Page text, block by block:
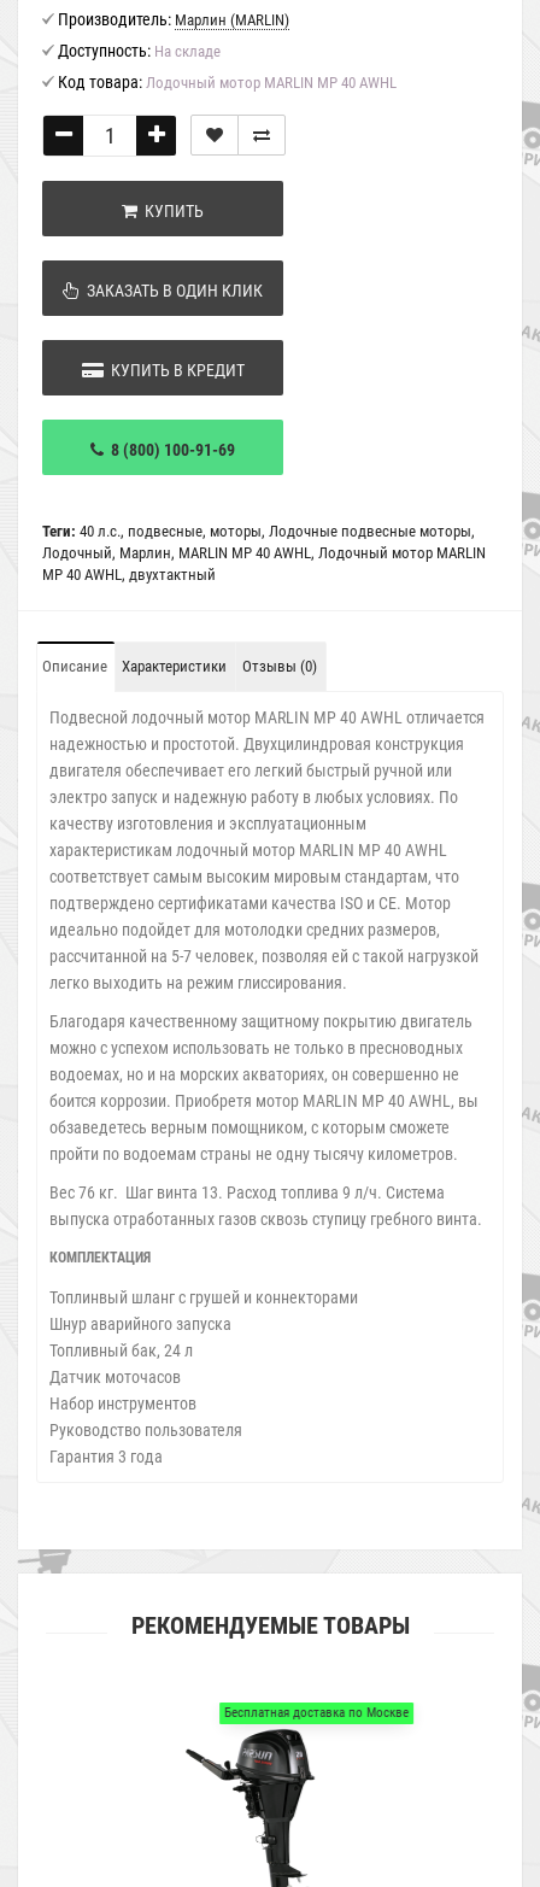
Производитель: Марлин (MARLIN)
Доступность: На складе
Код товара: Лодочный мотор MARLIN MP 40 AWHL
КУПИТЬ
ЗАКАЗАТЬ В ОДИН КЛИК
КУПИТЬ В КРЕДИТ
8 (800) 100-91-69
Теги: 40 л.с., подвесные, моторы, Лодочные подвесные моторы,
Лодочный, Марлин, MARLIN MP 40 AWHL , Лодочный мотор MARLIN
MP 40 AWHL , двухтактный
Описание Характеристики Отзывы (0)
Подвесной лодочный мотор MARLIN MP 40 AWHL отличается
надежностью и простотой. Двухцилиндровая конструкция
двигателя обеспечивает его легкий быстрый ручной или
электро запуск и надежную работу в любых условиях. По
качеству изготовления и эксплуатационным
характеристикам лодочный мотор MARLIN MP 40 AWHL
соответствует самым высоким мировым стандартам, что
подтверждено сертификатами качества ISO и CE. Мотор
идеально подойдет для мотолодки средних размеров,
рассчитанной на 5-7 человек, позволяя ей с такой нагрузкой
легко выходить на режим глиссирования.
Благодаря качественному защитному покрытию двигатель
можно с успехом использовать не только в пресноводных
водоемах, но и на морских акваториях, он совершенно не
боится коррозии. Приобретя мотор MARLIN MP 40 AWHL, вы
обзаведетесь верным помощником, с которым сможете
пройти по водоемам страны не одну тысячу километров.
Вес 76 кг. Шаг винта 13. Расход топлива 9 л/ч. Система
выпуска отработанных газов сквозь ступицу гребного винта.
КОМПЛЕКТАЦИЯ
Топлинвый шланг с грушей и коннекторами
Шнур аварийного запуска
Топливный бак, 24 л
Датчик моточасов
Набор инструментов
Руководство пользователя
Гарантия 3 года
РЕКОМЕНДУЕМЫЕ ТОВАРЫ
Бесплатная доставка по Москве